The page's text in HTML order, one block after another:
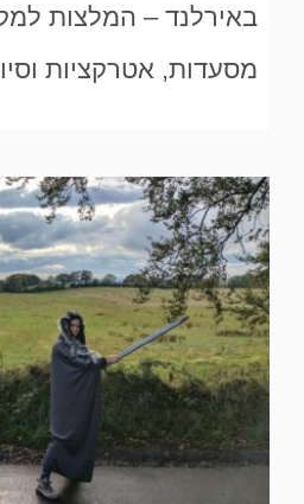
באירלנד – המלצות
מסעדות, אטרקציות